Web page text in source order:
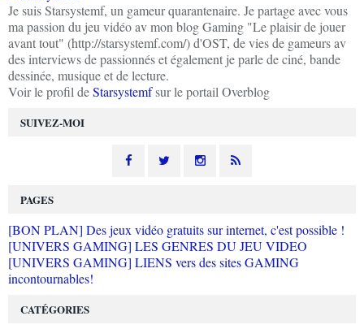
SUIVEZ-MOI
Je suis Starsystemf, un gameur quarantenaire. Je partage avec vous
ma passion du jeu vidéo av mon blog Gaming "Le plaisir de jouer
avant tout" (http://starsystemf.com/) d'OST, de vies de gameurs av
des interviews de passionnés et également je parle de ciné, bande
dessinée, musique et de lecture.
Voir le profil deStarsystemfsur le portail Overblog
PAGES
[BON PLAN] Des jeux vidéo gratuits sur internet, c'est possible !
[UNIVERS GAMING] LES GENRES DU JEU VIDEO
[UNIVERS GAMING] LIENS vers des sites GAMING
incontournables!
CATÉGORIES